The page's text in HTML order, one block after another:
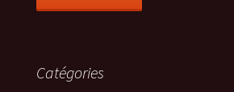
Catégories